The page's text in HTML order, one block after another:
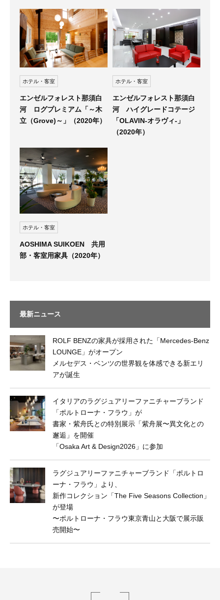
ホテル・客室
エンゼルフォレスト那須白
河 ログプレミアム「～木
立（Grove)～」（2020年）
ホテル・客室
エンゼルフォレスト那須白
河 ハイグレードコテージ
「OLAVIN-オラヴィ-」
（2020年）
ホテル・客室
AOSHIMA SUIKOEN 共用
部・客室用家具（2020年）
最新ニュース
ROLF BENZの家具が採用された「Mercedes-Benz
LOUNGE」がオープン
メルセデス・ベンツの世界観を体感できる新エリ
アが誕生
イタリアのラグジュアリーファニチャーブランド
「ポルトローナ・フラウ」が
書家・紫舟氏との特別展示「紫舟展〜異文化との
邂逅」を開催
「Osaka Art & Design2026」に参加
ラグジュアリーファニチャーブランド「ポルトロ
ーナ・フラウ」より、
新作コレクション「The Five Seasons Collection」
が登場
〜ポルトローナ・フラウ東京⻘山と大阪で展示販
売開始〜